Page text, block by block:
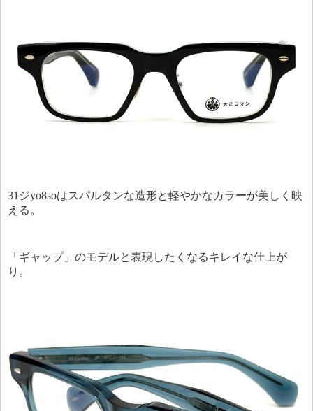
31ジyo8soはスパルタンな造形と軽やかなカラーが美しく映
える。
「ギャップ」のモデルと表現したくなるキレイな仕上が
り。